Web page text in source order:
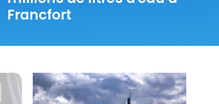
Francfort